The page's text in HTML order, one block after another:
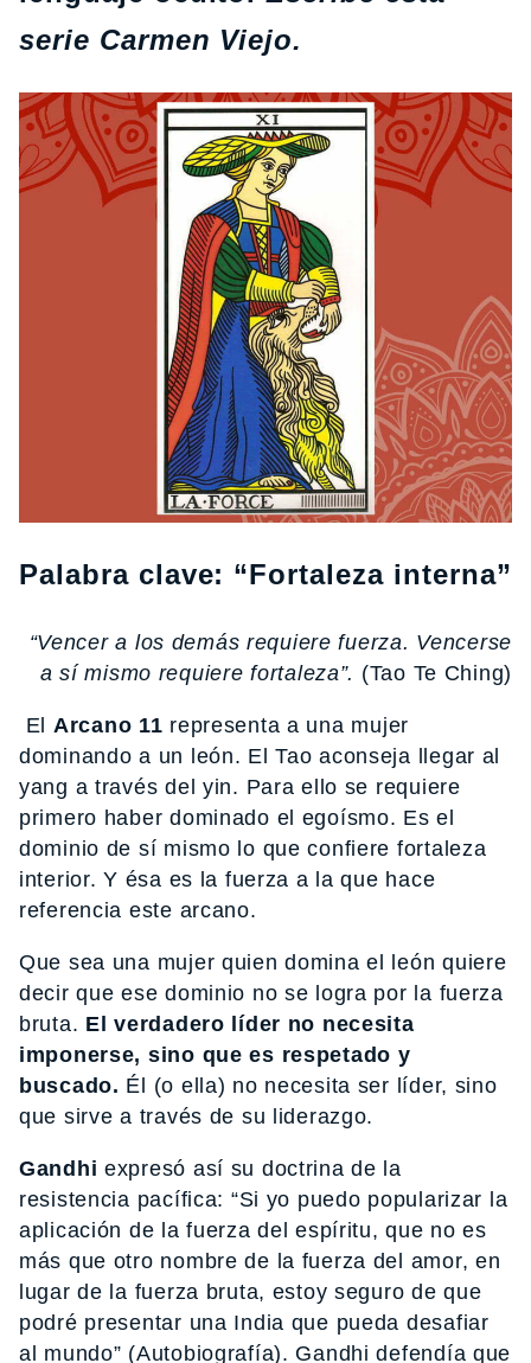
serie Carmen Viejo.
Palabra clave: “Fortaleza interna”
“Vencer a los demás requiere fuerza. Vencerse
a sí mismo requiere fortaleza”. (Tao Te Ching)
El Arcano 11 representa a una mujer
dominando a un león. El Tao aconseja llegar al
yang a través del yin. Para ello se requiere
primero haber dominado el egoísmo. Es el
dominio de sí mismo lo que confiere fortaleza
interior. Y ésa es la fuerza a la que hace
referencia este arcano.
Que sea una mujer quien domina el león quiere
decir que ese dominio no se logra por la fuerza
bruta. El verdadero líder no necesita
imponerse, sino que es respetado y
buscado. Él (o ella) no necesita ser líder, sino
que sirve a través de su liderazgo.
Gandhi expresó así su doctrina de la
resistencia pacífica: “Si yo puedo popularizar la
aplicación de la fuerza del espíritu, que no es
más que otro nombre de la fuerza del amor, en
lugar de la fuerza bruta, estoy seguro de que
podré presentar una India que pueda desafiar
al mundo” (Autobiografía). Gandhi defendía que